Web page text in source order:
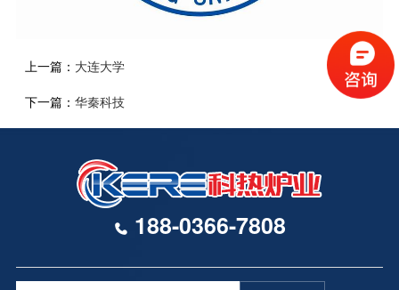
上一篇： 大连大学
下一篇： 华秦科技
188-0366-7808